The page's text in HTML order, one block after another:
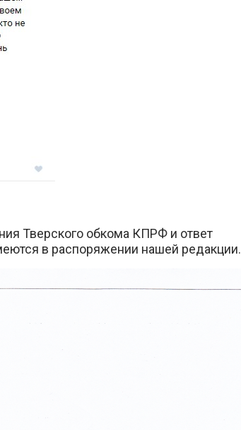
Тверского обкома КПРФ и ответ
в распоряжении нашей редакции.